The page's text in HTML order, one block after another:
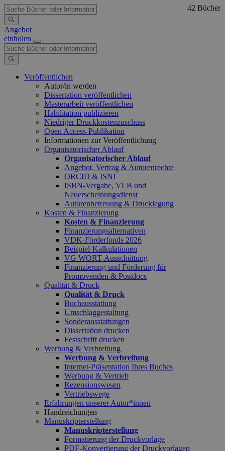
Angebot
einholen
Veröffentlichen
Autor/in werden
Dissertation veröffentlichen
Masterarbeit veröffentlichen
Habilitation publizieren
Niedriger Druckkostenzuschuss
Open Access-Publikation
Informationen zur Veröffentlichung
Organisatorischer Ablauf
Organisatorischer Ablauf
Angebot, Vertrag & Autorenrechte
ORCID & ISNI
ISBN-Vergabe, VLB und
Neuerscheinungsdienst
Autorenbetreuung & Drucklegung
Kosten & Finanzierung
Kosten & Finanzierung
Finanzierungsalternativen
VDK-Förderfonds 2026
Beispiel-Kalkulationen
VG WORT-Ausschüttung
Finanzierung und Förderung für
Promovenden & Postdocs
Qualität & Druck
Qualität & Druck
Buchausstattung
Umschlaggestaltung
Sonderausstattungen
Dissertation drucken
Festschrift drucken
Werbung & Verbreitung
Werbung & Verbreitung
Internet-Präsentation Ihres Buches
Werbung & Vertrieb
Rezensionswesen
Vertriebswege
Erfahrungen unserer Autor*innen
Handreichungen
Manuskripterstellung
Manuskripterstellung
Formatierung der Druckvorlage
PDF-Konvertierung der Druckvorlagen
42 Bücher